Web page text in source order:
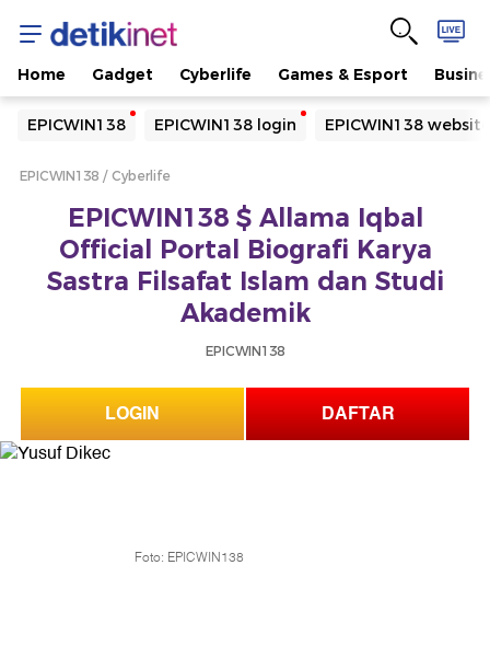
Home Gadget Cyberlife Games & Esport
EPICWIN138 EPICWIN138 login EPICWIN138 website
Yang sedang ramai dicari
Loading...
EPICWIN138 Cyberlife
EPICWIN138 $ Allama Iqbal
Official Portal Biografi Karya
Sastra Filsafat Islam dan Studi
Akademik
EPICWIN138
LOGIN DAFTAR
Foto: EPICWIN138